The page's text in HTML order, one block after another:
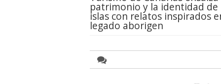
patrimonio y la identidad de
islas con relatos inspirados
legado aborigen